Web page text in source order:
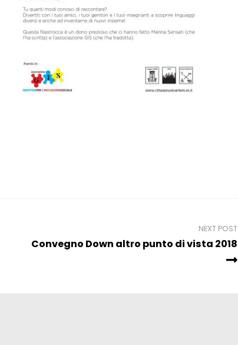
NEXT POST
Convegno Down altro punto di vista 2018